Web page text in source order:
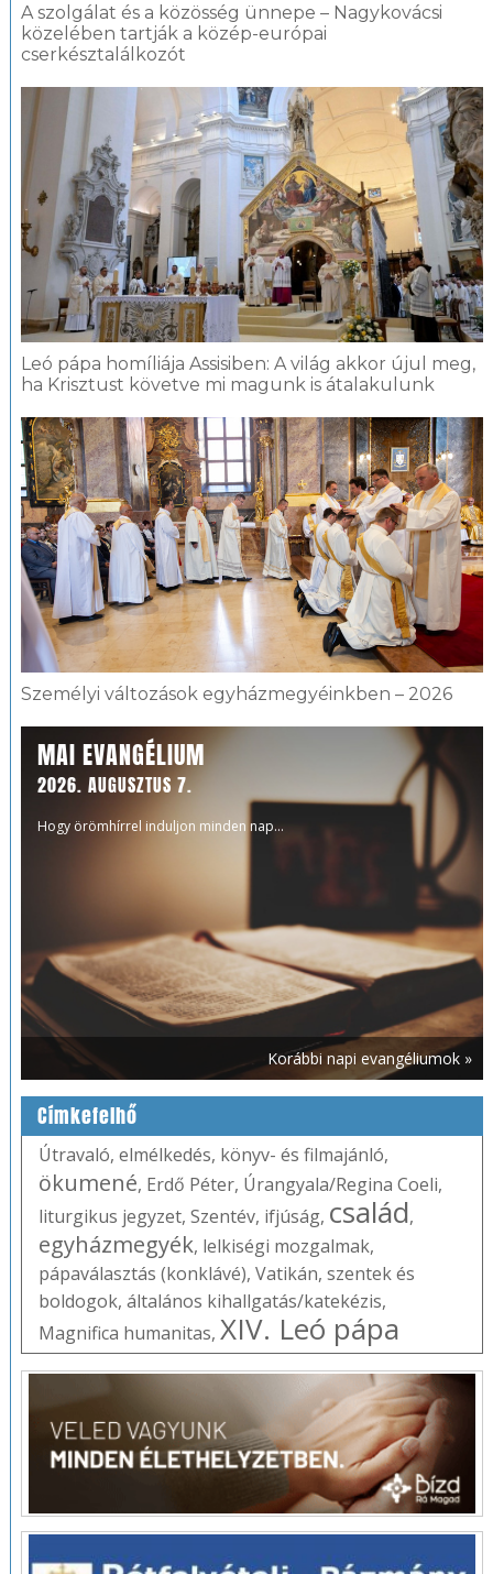
A szolgálat és a közösség ünnepe – Nagykovácsi
közelében tartják a közép-európai
cserkésztalálkozót
Leó pápa homíliája Assisiben: A világ akkor újul meg,
ha Krisztust követve mi magunk is átalakulunk
Személyi változások egyházmegyéinkben – 2026
MAI EVANGÉLIUM
2026. AUGUSZTUS 7.
Hogy örömhírrel induljon minden nap...
Korábbi napi evangéliumok »
Címkefelhő
Útravaló, elmélkedés, könyv- és filmajánló,
ökumené, Erdő Péter, Úrangyala/Regina Coeli,
liturgikus jegyzet, Szentév, ifjúság, család,
egyházmegyék, lelkiségi mozgalmak,
pápaválasztás (konklávé), Vatikán, szentek és
boldogok, általános kihallgatás/katekézis,
Magnifica humanitas, XIV. Leó pápa